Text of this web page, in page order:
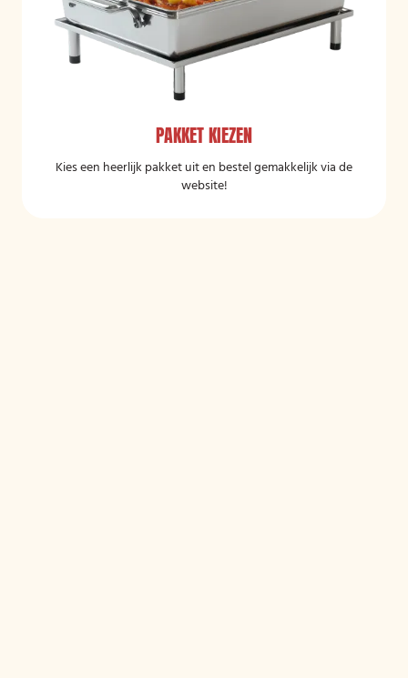
PAKKET KIEZEN
Kies een heerlijk pakket uit en bestel gemakkelijk via de
website!